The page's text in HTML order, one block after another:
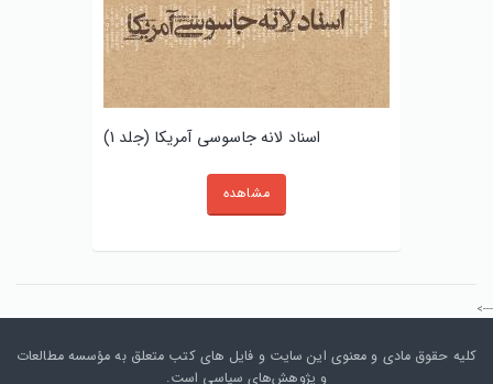
اسناد لانه جاسوسی آمریکا (جلد 1)
مشاهده
--->
کلیه حقوق مادی و معنوی این سایت و فایل های کتب متعلق به مؤسسه مطالعات
و پژوهش‌های سیاسی است.